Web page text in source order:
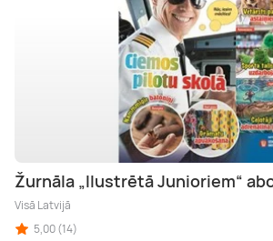
Žurnāla „Ilustrētā Junioriem“
Visā Latvijā
5,00 (14)